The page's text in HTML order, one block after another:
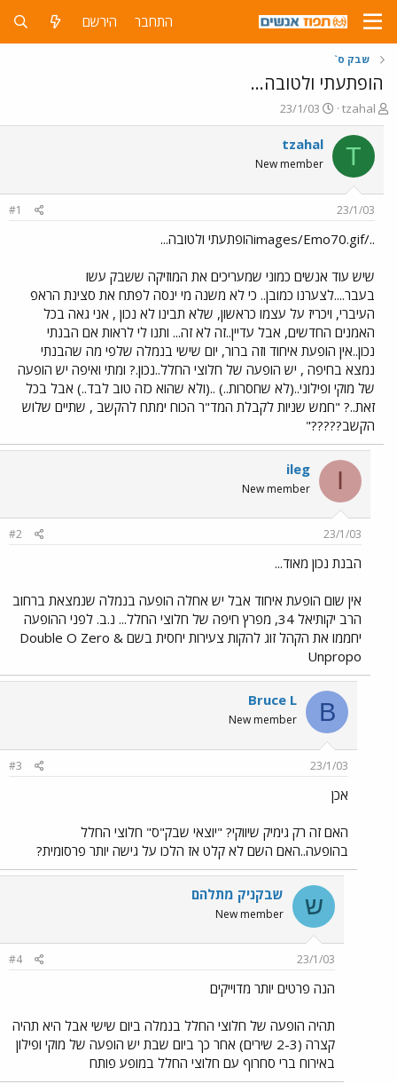
התחבר הירשם
שבק ס`
הופתעתי ולטובה...
פ
ו
ת
ח
ה
ש
tzahal
פ
ו
ר
ם
ר
23/1/03
T
tzahal
New member
23/1/03
#1
../images/Emo70.gifהופתעתי ולטובה...
שיש עוד אנשים כמוני שמעריכים את המוזיקה ששבק עשו
בעבר....לצערנו כמובן.. כי לא משנה מי ינסה לפתח את סצינת הראפ
העיברי, ויכריז על עצמו כראשון, שלא תבינו לא נכון , אני גאה בכל
האמנים החדשים, אבל עדיין..זה לא זה... ותנו לי לראות אם הבנתי
נכון..אין הופעת איחוד וזה ברור, יום שישי בנמלה שלפי מה שהבנתי
נמצא בחיפה , יש הופעה של חלוצי החלל..נכון.? ומתי ואיפה יש הופעה
של מוקי ופילוני..(לא שחסרות..) ..(ולא שהוא כזה טוב לבד..) אבל בכל
זאת..? "חמש שניות לקבלת המד"ר הכוח ימתח להקשב , שתיים שלוש
הקשב?????"
I
ileg
New member
23/1/03
#2
הבנת נכון מאוד...
אין שום הופעת איחוד אבל יש אחלה הופעה בנמלה שנמצאת ברחוב
הרב יקותיאל 34, מפרץ חיפה של חלוצי החלל... נ.ב. לפני ההופעה
יחממו את הקהל זוג להקות צעירות יחסית בשם Double O Zero &
Unpropo
B
Bruce L
New member
23/1/03
#3
אכן
האם זה רק גימיק שיווקי? "יוצאי שבק"ס" חלוצי החלל
בהופעה..האם השם לא קלט אז הלכו על גישה יותר פרסומית?
ש שבקניק מתלהם
New member
23/1/03
#4
הנה פרטים יותר מדוייקים
תהיה הופעה של חלוצי החלל בנמלה ביום שישי אבל היא תהיה
קצרה (2-3 שירים) אחר כך ביום שבת יש הופעה של מוקי ופילון
באירוח ברי סחרוף עם חלוצי החלל במופע פותח